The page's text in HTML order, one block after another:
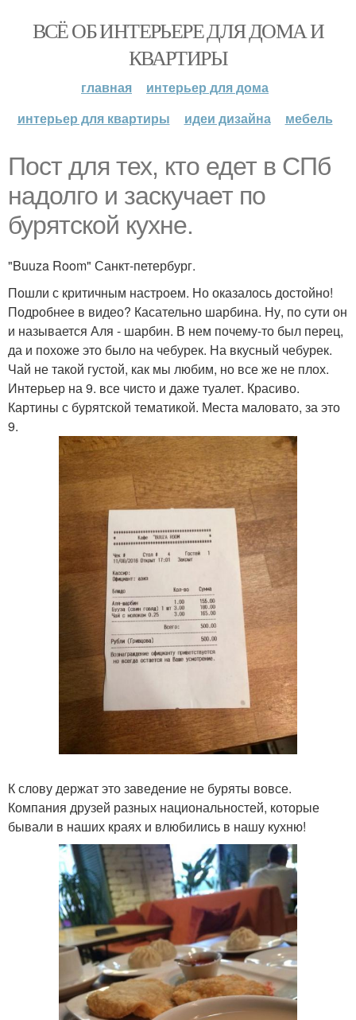
ВСЁ ОБ ИНТЕРЬЕРЕ ДЛЯ ДОМА И
КВАРТИРЫ
главная
интерьер для дома
интерьер для квартиры
идеи дизайна мебель
Пост для тех, кто едет в СПб
надолго и заскучает по
бурятской кухне.
"Buuza Room" Санкт-петербург.
Пошли с критичным настроем. Но оказалось достойно!
Подробнее в видео? Касательно шарбина. Ну, по сути он
и называется Аля - шарбин. В нем почему-то был перец,
да и похоже это было на чебурек. На вкусный чебурек.
Чай не такой густой, как мы любим, но все же не плох.
Интерьер на 9. все чисто и даже туалет. Красиво.
Картины с бурятской тематикой. Места маловато, за это
9.
К слову держат это заведение не буряты вовсе.
Компания друзей разных национальностей, которые
бывали в наших краях и влюбились в нашу кухню!